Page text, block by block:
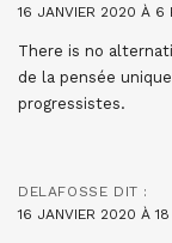
16 JANVIER 2020 À 6
There is no
de la pensée
progressistes.
DELAFOSSE DIT :
16 JANVIER 2020 À